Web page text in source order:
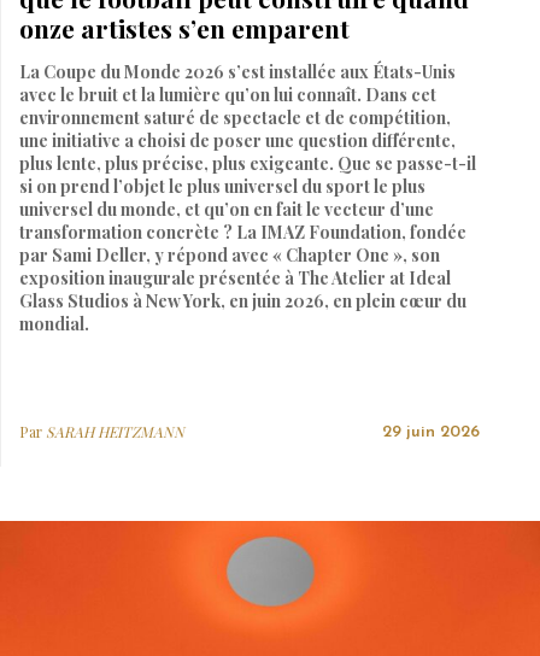
onze artistes s’en emparent
La Coupe du Monde 2026 s’est installée aux États-Unis
avec le bruit et la lumière qu’on lui connaît. Dans cet
environnement saturé de spectacle et de compétition,
une initiative a choisi de poser une question différente,
plus lente, plus précise, plus exigeante. Que se passe-t-il
si on prend l’objet le plus universel du sport le plus
universel du monde, et qu’on en fait le vecteur d’une
transformation concrète ? La IMAZ Foundation, fondée
par Sami Deller, y répond avec « Chapter One », son
exposition inaugurale présentée à The Atelier at Ideal
Glass Studios à New York, en juin 2026, en plein cœur du
mondial.
Par SARAH HEITZMANN 29 juin 2026